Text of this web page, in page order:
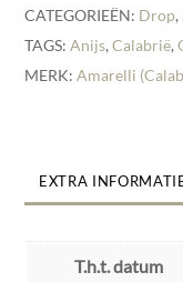
CATEGORIEËN: Drop,
TAGS:Anijs,Calabrië,
MERK:Amarelli
EXTRA
T.h.t. datum